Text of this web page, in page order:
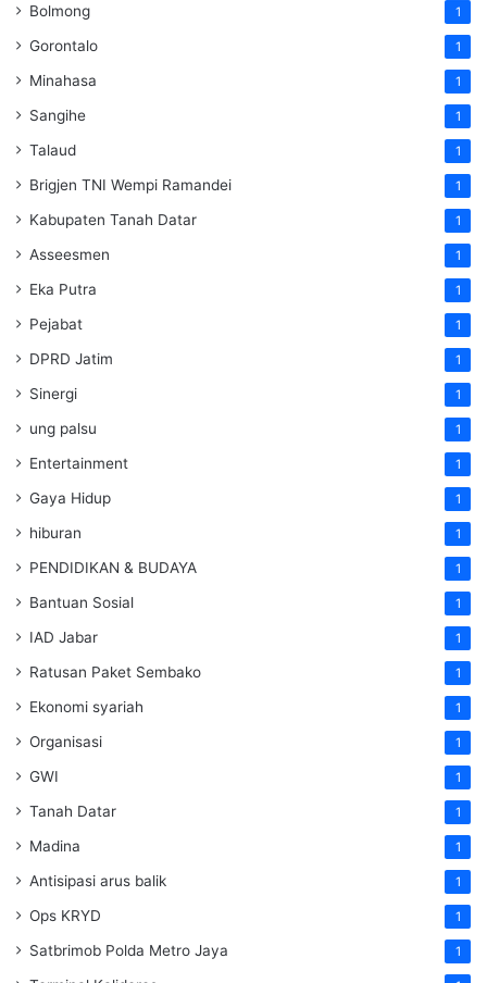
Bolmong 1
Gorontalo 1
Minahasa 1
Sangihe 1
Talaud 1
Brigjen TNI Wempi Ramandei 1
Kabupaten Tanah Datar 1
Asseesmen 1
Eka Putra 1
Pejabat 1
DPRD Jatim 1
Sinergi 1
ung palsu 1
Entertainment 1
Gaya Hidup 1
hiburan 1
PENDIDIKAN & BUDAYA 1
Bantuan Sosial 1
IAD Jabar 1
Ratusan Paket Sembako 1
Ekonomi syariah 1
Organisasi 1
GWI 1
Tanah Datar 1
Madina 1
Antisipasi arus balik 1
Ops KRYD 1
Satbrimob Polda Metro Jaya 1